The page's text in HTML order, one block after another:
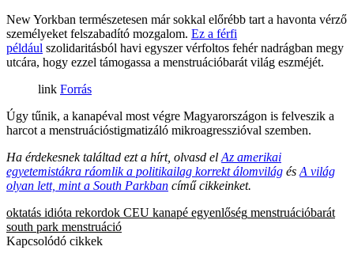
New Yorkban természetesen már sokkal előrébb tart a havonta vérző
személyeket felszabadító mozgalom. Ez a férfi
például szolidaritásból havi egyszer vérfoltos fehér nadrágban megy
utcára, hogy ezzel támogassa a menstruációbarát világ eszméjét.
Forrás
Úgy tűnik, a kanapéval most végre Magyarországon is felveszik a
harcot a menstruációstigmatizáló mikroagresszióval szemben.
Ha érdekesnek találtad ezt a hírt, olvasd el Az amerikai
egyetemistákra ráomlik a politikailag korrekt álomvilág és A világ
olyan lett, mint a South Parkban című cikkeinket.
oktatás idióta rekordok CEU kanapé egyenlőség menstruációbarát
south park menstruáció
Kapcsolódó cikkek